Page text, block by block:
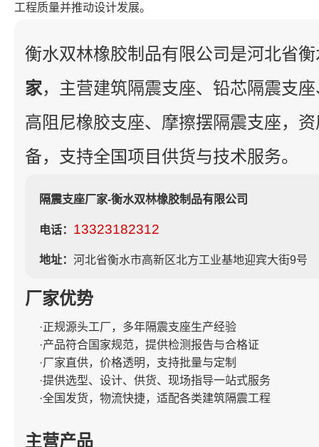
工程质量并推动设计发展。
衡水双林橡胶制品有限公司是河北省
家，主营建筑隔震支座、铅芯隔震支
高阻尼橡胶支座、摩擦摆隔震支座，
备，支持全国项目供货与技术服务。
隔震支座厂家-衡水双林橡胶制品有限公司
电话： 13323182312
地址： 河北省衡水市高新区北方工业基地迎宾大街9号
厂家优势
·正规源头工厂，多年隔震支座生产经验
·产品符合国家规范，提供检测报告与合格证
·厂家直供，价格透明，支持批量与定制
·提供选型、设计、供货、现场指导一站式服务
·全国发货，物流快捷，适配各类建筑隔震工程
主营产品